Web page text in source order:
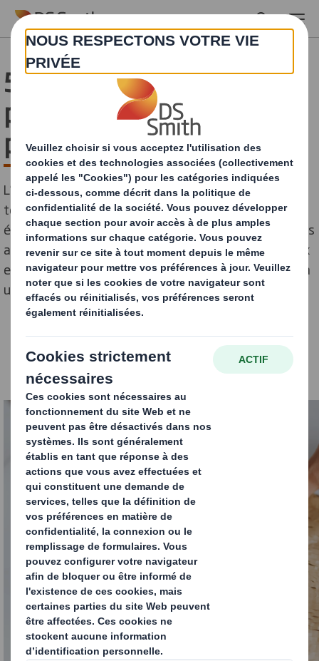
Skip to main content
5 étapes pour adopter un
packaging écologique
pour votre e-commerce
L’emballage traditionnel polluant semble avoir fait son
temps. D’une part, les solutions d’emballages
écologiques se développent de plus en plus, offrant des
alternatives prometteuses. D’autre part, les nouveaux
enjeux environnementaux et climatiques ont conduit à
une véritable prise de conscience des consommateurs.